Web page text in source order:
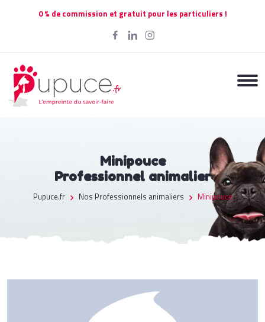
0 % de commission et gratuit pour les particuliers !
Minipouce
Professionnel animalier
Pupuce.fr Nos Professionnels animaliers Minipouce